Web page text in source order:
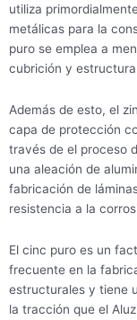
utiliza
metálicas para la
puro se emplea a
cubrición y
Además de esto, el
capa de protección
través de el proceso
una aleación de
fabricación de
resistencia a la
El cinc puro es un
frecuente en la
estructurales y tiene
la tracción que el